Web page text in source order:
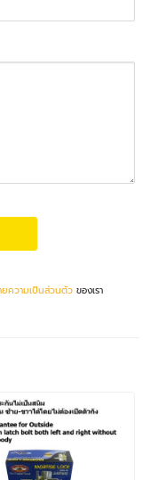
ยความเป็นส่วนตัวของเรา